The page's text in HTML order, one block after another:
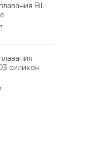
BL-
силикон